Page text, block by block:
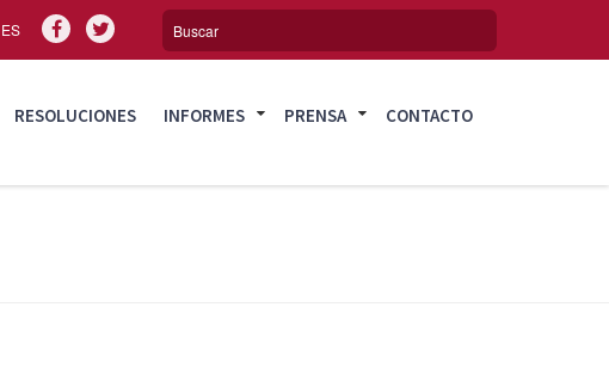
ES
RESOLUCIONES INFORMES PRENSA CONTACTO